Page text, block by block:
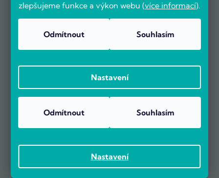
zlepšujeme funkce a výkon webu (více informací).
Nastavení
Odmítnout Souhlasím
Nastavení
Odmítnout Souhlasím
OVĚŘENO ZÁKAZNÍKY
Už více než 5000 zákazníků nás doporučuje na základě recenzí
Zobrazit více než 5000 recenzí na Heureka.cz